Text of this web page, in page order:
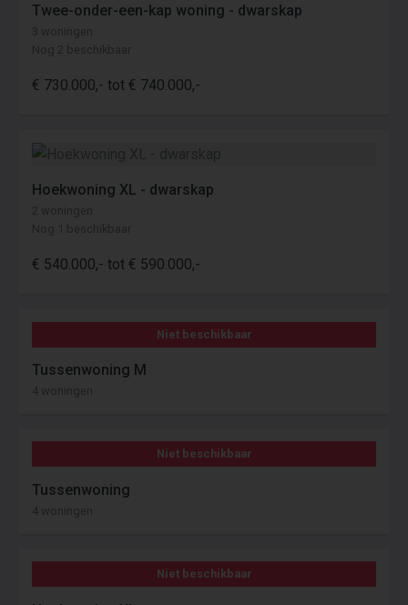
Twee-onder-een-kap woning - dwarskap
3 woningen
Nog 2 beschikbaar
€ 730.000,- tot € 740.000,-
Hoekwoning XL - dwarskap
2 woningen
Nog 1 beschikbaar
€ 540.000,- tot € 590.000,-
Niet beschikbaar
Tussenwoning M
4 woningen
Niet beschikbaar
Tussenwoning
4 woningen
Niet beschikbaar